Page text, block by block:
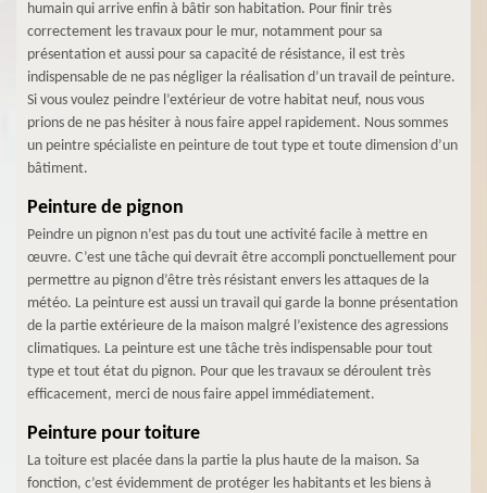
humain qui arrive enfin à bâtir son habitation. Pour finir très
correctement les travaux pour le mur, notamment pour sa
présentation et aussi pour sa capacité de résistance, il est très
indispensable de ne pas négliger la réalisation d’un travail de peinture.
Si vous voulez peindre l’extérieur de votre habitat neuf, nous vous
prions de ne pas hésiter à nous faire appel rapidement. Nous sommes
un peintre spécialiste en peinture de tout type et toute dimension d’un
bâtiment.
Peinture de pignon
Peindre un pignon n’est pas du tout une activité facile à mettre en
œuvre. C’est une tâche qui devrait être accompli ponctuellement pour
permettre au pignon d’être très résistant envers les attaques de la
météo. La peinture est aussi un travail qui garde la bonne présentation
de la partie extérieure de la maison malgré l’existence des agressions
climatiques. La peinture est une tâche très indispensable pour tout
type et tout état du pignon. Pour que les travaux se déroulent très
efficacement, merci de nous faire appel immédiatement.
Peinture pour toiture
La toiture est placée dans la partie la plus haute de la maison. Sa
fonction, c’est évidemment de protéger les habitants et les biens à